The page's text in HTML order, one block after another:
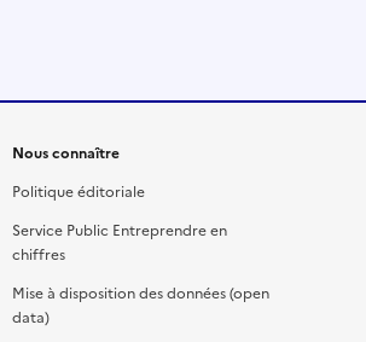
Nous connaître
Politique éditoriale
Service Public Entreprendre en
chiffres
Mise à disposition des données (open
data)